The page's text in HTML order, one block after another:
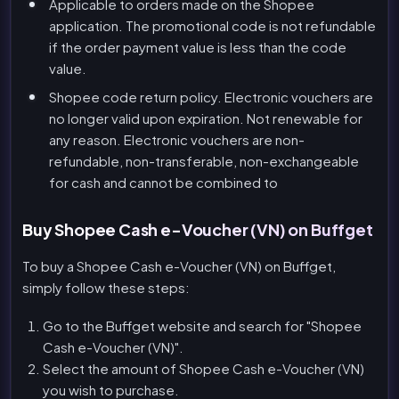
Applicable to orders made on the Shopee
application. The promotional code is not refundable
if the order payment value is less than the code
value.
Shopee code return policy. Electronic vouchers are
no longer valid upon expiration. Not renewable for
any reason. Electronic vouchers are non-
refundable, non-transferable, non-exchangeable
for cash and cannot be combined to
Buy Shopee Cash e-Voucher (VN) on Buffget
To buy a Shopee Cash e-Voucher (VN) on Buffget,
simply follow these steps:
Go to the Buffget website and search for "Shopee
Cash e-Voucher (VN)".
Select the amount of Shopee Cash e-Voucher (VN)
you wish to purchase.